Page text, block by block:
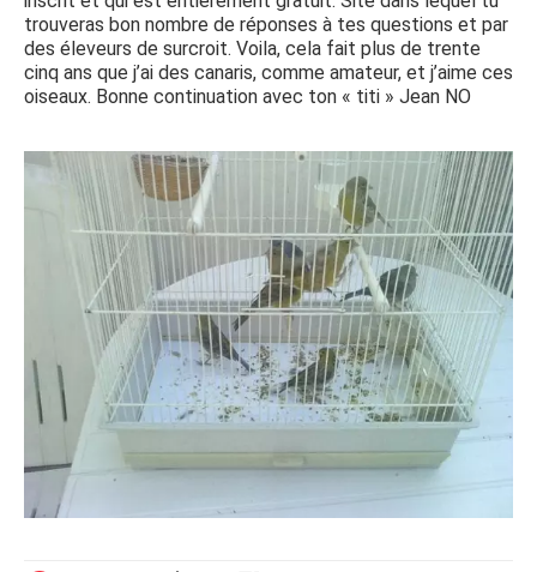
trouveras bon nombre de réponses à tes questions et par
des éleveurs de surcroit. Voila, cela fait plus de trente
cinq ans que j’ai des canaris, comme amateur, et j’aime ces
oiseaux. Bonne continuation avec ton « titi » Jean NO